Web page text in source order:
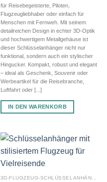
für Reisebegeisterte, Piloten,
Flugzeugliebhaber oder einfach für
Menschen mit Fernweh. Mit seinem
detailreichen Design in echter 3D-Optik
und hochwertigem Metallgehäuse ist
dieser Schlüsselanhänger nicht nur
funktional, sondern auch ein stylischer
Hingucker. Kompakt, robust und elegant
– ideal als Geschenk, Souvenir oder
Werbeartikel für die Reisebranche,
Luftfahrt oder [...]
IN DEN WARENKORB